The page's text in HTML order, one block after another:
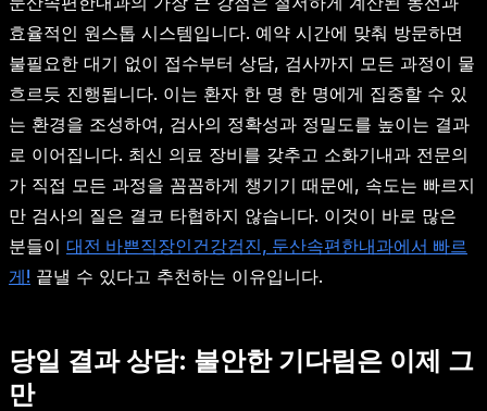
효율적인 원스톱 시스템입니다. 예약 시간에 맞춰 방문하면
불필요한 대기 없이 접수부터 상담, 검사까지 모든 과정이 물
흐르듯 진행됩니다. 이는 환자 한 명 한 명에게 집중할 수 있
는 환경을 조성하여, 검사의 정확성과 정밀도를 높이는 결과
로 이어집니다. 최신 의료 장비를 갖추고 소화기내과 전문의
가 직접 모든 과정을 꼼꼼하게 챙기기 때문에, 속도는 빠르지
만 검사의 질은 결코 타협하지 않습니다. 이것이 바로 많은
분들이 대전 바쁜직장인건강검진, 둔산속편한내과에서 빠르
게! 끝낼 수 있다고 추천하는 이유입니다.
당일 결과 상담: 불안한 기다림은 이제 그
만